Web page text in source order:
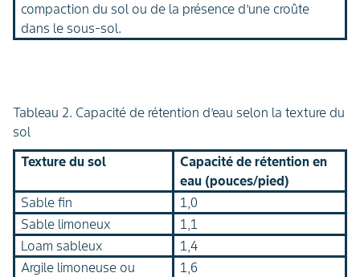
compaction du sol ou de la présence d’une croûte
dans le sous-sol.
Tableau 2. Capacité de rétention d’eau selon la texture du
sol
Texture du sol
Capacité de rétention en
eau (pouces/pied)
Sable fin
1,0
Sable limoneux
1,1
Loam sableux
1,4
Argile limoneuse ou
1,6